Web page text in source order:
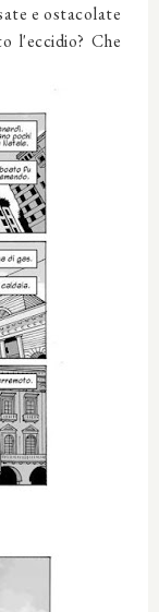
e ostacolate
l'eccidio? Che